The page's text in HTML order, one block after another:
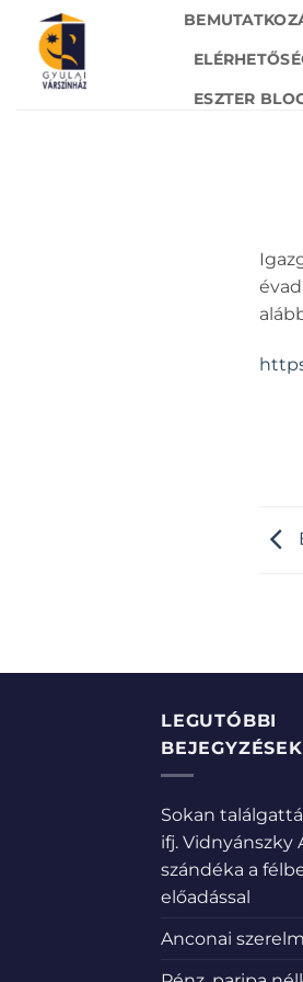
content
ESZTER
LEGUTÓBBI
BEJEGYZÉSEK
Sokan
ifj. Vidnyánszky
szándéka a
előadással
Anconai